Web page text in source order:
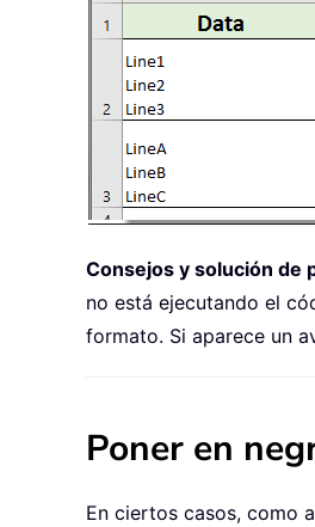
Consejos y solución de
no está ejecutando el
formato. Si aparece un
Poner en
En ciertos casos, como